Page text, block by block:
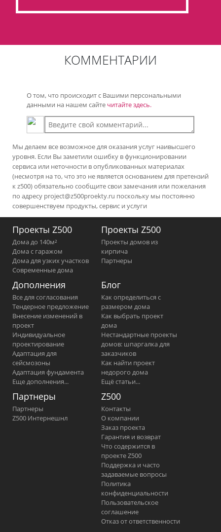
КОММЕНТАРИИ
О том, что происходит с Вашими персональными
данными на нашем сайте читайте здесь.
Мы делаем все возможное для оказания услуг наивысшего
уровня. Если Вы заметили ошибку в функционировании
сервиса или неточности в опубликованных материалах
(несмотря на то, что это не является основанием для претензий
к z500) обязательно сообщите свои замечания или пожелания
по адресу project@z500proekty.ru поскольку мы постоянно
совершенствуем продукты, сервис и услуги
Проекты Z500
Дома до 140м²
Дома с гаражом
Дома для узких участков
Современные дома
Проекты Z500
Проекты домов из
кирпича
Партнеры
Дополнения
Все для согласования
Тендерное предложение
Внесение изменений в
проект
Индивидуальное
проектирование
Адаптация для
сейсмозоны
Адаптация фундамента
Еще дополнения...
Блог
Как определиться с
размером дома
Как выбрать проект
дома
Нестандартные проекты
домов: шпаргалка для
заказчиков
Как найти проект
недорого дома
Ещё статьи...
Партнеры
Партнеры
Z500 Интернешнл
Z500
Контакты
О компании
Заказ проекта
Гарантия и возврат
Что содержится в
проекте Z500
Поддержка и часто
задаваемые вопросы
Политика
конфиденциальности
Пользовательское
соглашение
Отказ от ответственности